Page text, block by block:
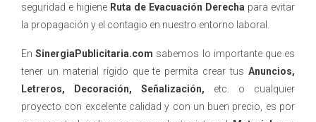
seguridad e higiene Ruta de Evacuación Derecha para evitar
la propagación y el contagio en nuestro entorno laboral.
EnSinergiaPublicitaria.com sabemos lo importante que es
tener un material rígido que te permita crear tus Anuncios,
Letreros,
Decoración, Señalización, etc. o cualquier
proyecto con excelente calidad y con un buen precio, es por